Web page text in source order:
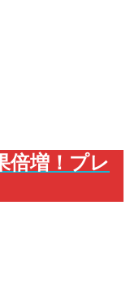
倍増！プレ